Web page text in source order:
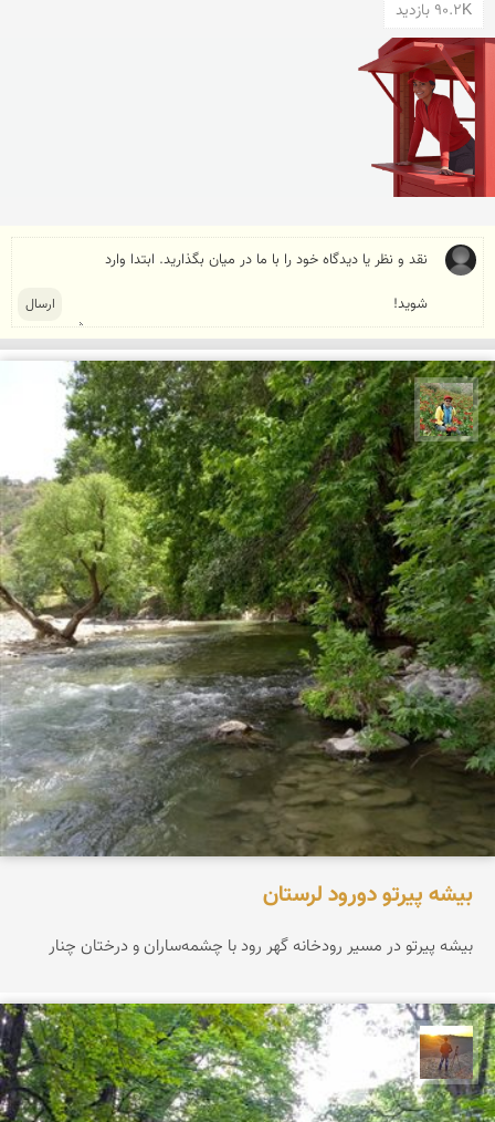
90.2K بازدید
اسفندیار خدایی
بیشه پیرتو دورود لرستان
بیشه پیرتو در مسیر رودخانه گهر رود با چشمه‌ساران و درختان چنار